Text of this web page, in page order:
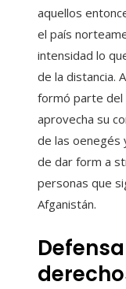
aquellos
el país
intensidad lo
de la distancia.
formó parte del
aprovecha su
de las oenegés
de dar form a
personas que
Afganistán.